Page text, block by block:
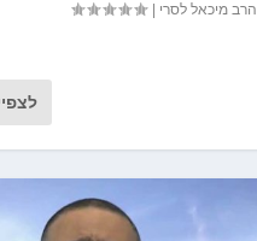
הרב מיכאל לסרי |